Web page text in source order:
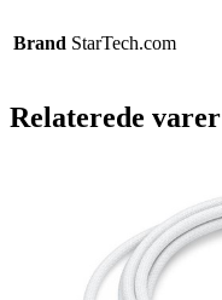
Brand StarTech.com
Relaterede varer